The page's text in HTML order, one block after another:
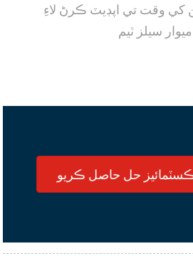
کي وقت تي اپڊيٽ ڪرڻ لاءِ
ڪسٽمائيز حل حاصل ڪريو